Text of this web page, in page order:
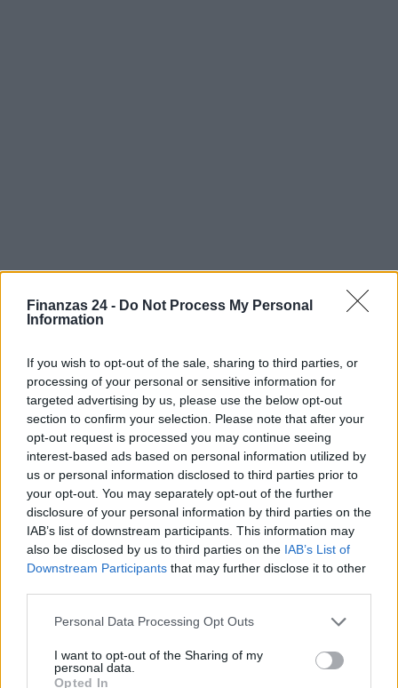
Finanzas 24 - Do Not Process My Personal
Information
If you wish to opt-out of the sale, sharing to third parties, or
processing of your personal or sensitive information for
targeted advertising by us, please use the below opt-out
section to confirm your selection. Please note that after your
opt-out request is processed you may continue seeing
interest-based ads based on personal information utilized by
us or personal information disclosed to third parties prior to
your opt-out. You may separately opt-out of the further
disclosure of your personal information by third parties on the
IAB’s list of downstream participants. This information may
also be disclosed by us to third parties on the IAB’s List of
Downstream Participants that may further disclose it to other
Please note that this website/app uses one or more Google
not limited to your visit or usage behaviour. You may click to
grant or deny consent to Google and its third-party tags to
Personal Data Processing Opt Outs
I want to opt-out of the Sharing of my
personal data.
Opted In
AUTOR
Roberta Tagliabue
Roberta Tagliabue durmió en la sala de espera
del hospital San Martino para seguir un caso
sanitario emergente; firma reportajes y
coordina dossiers de verificación en la
redacción como referente para Génova.
Nacida en Sampierdarena, mantiene
contactos directos con concejales y
bibliotecas municipales.